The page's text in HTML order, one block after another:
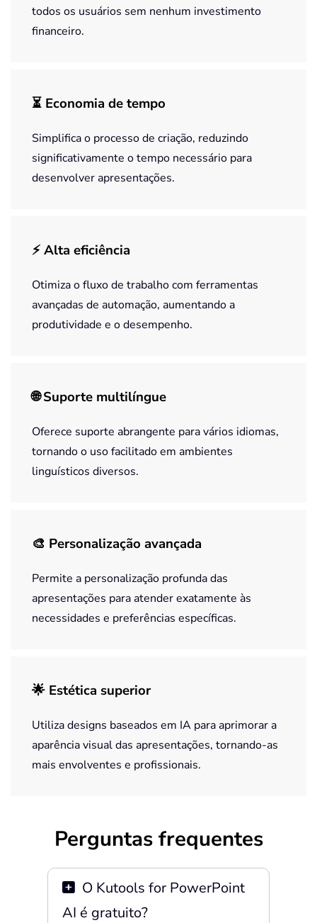
todos os usuários sem nenhum investimento
financeiro.
⏳ Economia de tempo
Simplifica o processo de criação, reduzindo
significativamente o tempo necessário para
desenvolver apresentações.
⚡ Alta eficiência
Otimiza o fluxo de trabalho com ferramentas
avançadas de automação, aumentando a
produtividade e o desempenho.
🌐 Suporte multilíngue
Oferece suporte abrangente para vários idiomas,
tornando o uso facilitado em ambientes
linguísticos diversos.
🎨 Personalização avançada
Permite a personalização profunda das
apresentações para atender exatamente às
necessidades e preferências específicas.
🌟 Estética superior
Utiliza designs baseados em IA para aprimorar a
aparência visual das apresentações, tornando-as
mais envolventes e profissionais.
Perguntas frequentes
O Kutools for PowerPoint
AI é gratuito?